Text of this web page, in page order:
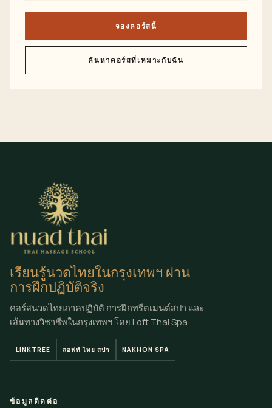
จองคอร์สนี้
ค้นหาคอร์สที่เหมาะกับฉัน
เรียนรู้นวดไทยในกรุงเทพฯ ผ่าน
การฝึกปฏิบัติจริง
คอร์สนวดไทยภาคปฏิบัติ การฝึกทรีตเมนต์สปา และ
เส้นทางวิชาชีพในกรุงเทพฯ โดย Loft Thai Spa
LINKTREE ลอฟท์ ไทย สปา NAKHON SPA
ข้อมูลติดต่อ